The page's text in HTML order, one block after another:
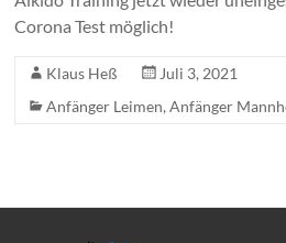
Corona Test möglich!
Klaus Heß
Juli 3, 2021
Anfänger Leimen,Anfänger